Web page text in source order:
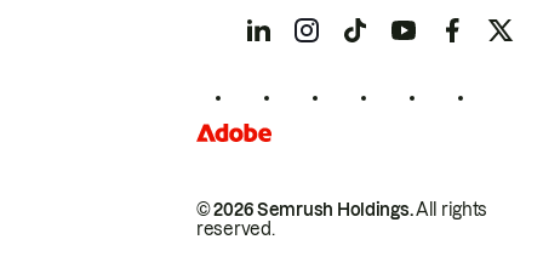
© 2026 Semrush Holdings.All rights
reserved.